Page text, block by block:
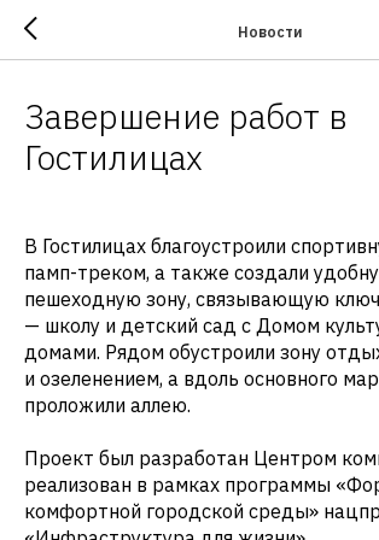
Новости
Завершение работ в
Гостилицах
В Гостилицах благоустроили
памп-треком, а также создали
пешеходную зону, связывающую
— школу и детский сад с Домом
домами. Рядом обустроили зону
и озеленением, а вдоль основного
проложили аллею.
Проект был разработан Центром
реализован в рамках программы
комфортной городской среды»